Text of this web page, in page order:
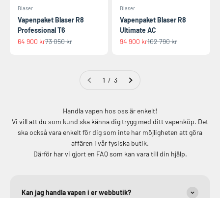
Blaser
Vapenpaket Blaser R8
Professional T6
REA-pris
64 900 krPris
73 050 kr
Blaser
Vapenpaket Blaser R8
Ultimate AC
REA-pris
94 900 krPris
102 790 kr
1 / 3
Handla vapen hos oss är enkelt!
Vi vill att du som kund ska känna dig trygg med ditt vapenköp. Det
ska också vara enkelt för dig som inte har möjligheten att göra
affären i vår fysiska butik.
Därför har vi gjort en FAQ som kan vara till din hjälp.
Kan jag handla vapen i er webbutik?